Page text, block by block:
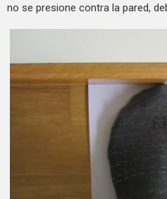
no se presione contra la pared,